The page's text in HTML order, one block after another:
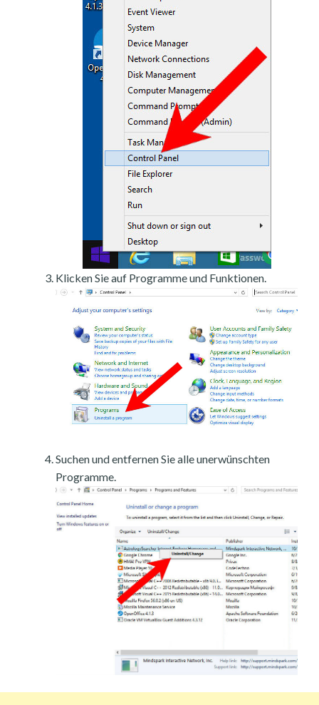
Klicken Sie auf Programme und Funktionen.
Suchen und entfernen Sie alle unerwünschten
Programme.